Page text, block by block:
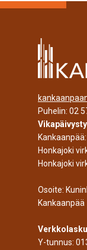
Puhelin: 02
Kankaanpää:
Honkajoki
Honkajoki
Osoite:
Kankaanpää
Y-tunnus: